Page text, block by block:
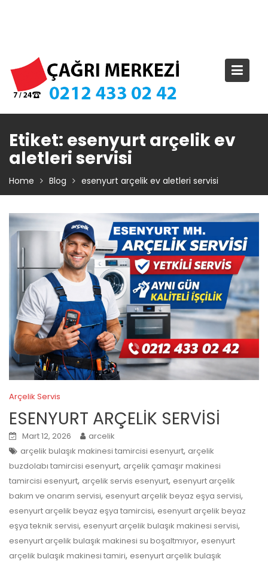
Etiket: esenyurt arçelik ev
aletleri servisi
Home Blog esenyurt arçelik ev aletleri servisi
Arçelik Servis
ESENYURT ARÇELİK SERVİSİ
Mart 12, 2026
arcelik
arçelik bulaşık makinesi tamircisi esenyurt, arçelik
buzdolabı tamircisi esenyurt, arçelik çamaşır makinesi
tamircisi esenyurt, arçelik servis esenyurt, esenyurt arçelik
bakım ve onarım servisi, esenyurt arçelik beyaz eşya servisi,
esenyurt arçelik beyaz eşya tamircisi, esenyurt arçelik beyaz
eşya teknik servisi, esenyurt arçelik bulaşık makinesi servisi,
esenyurt arçelik bulaşık makinesi su boşaltmıyor, esenyurt
arçelik bulaşık makinesi tamiri, esenyurt arçelik bulaşık